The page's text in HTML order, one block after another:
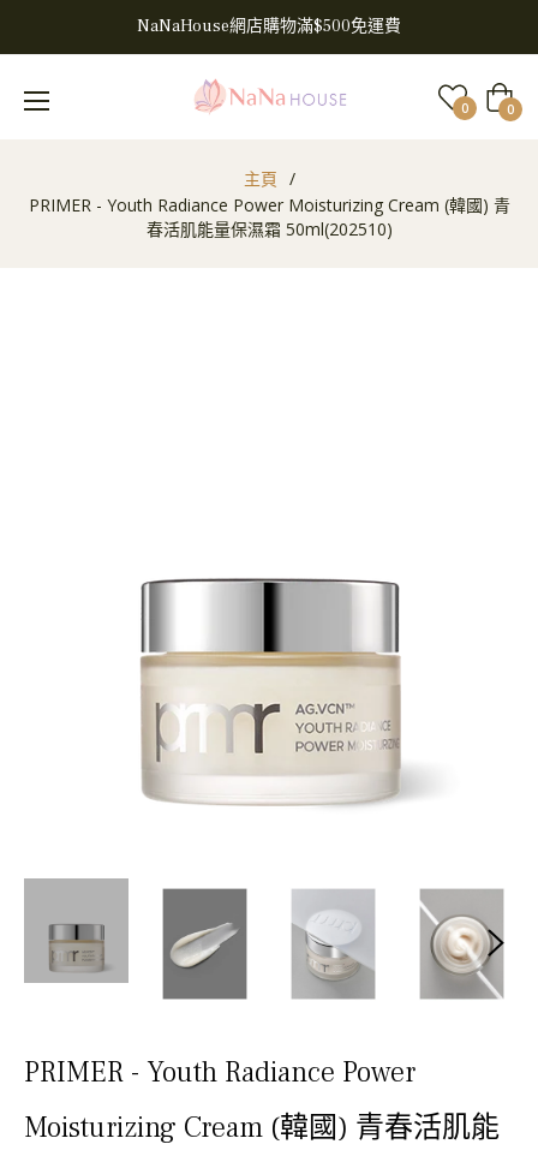
NaNaHouse網店購物滿$500免運費
0 大
車 0
主頁 /
PRIMER - Youth Radiance Power Moisturizing Cream (韓國) 青
春活肌能量保濕霜 50ml(202510)
PRIMER - Youth Radiance Power
Moisturizing Cream (韓國) 青春活肌能